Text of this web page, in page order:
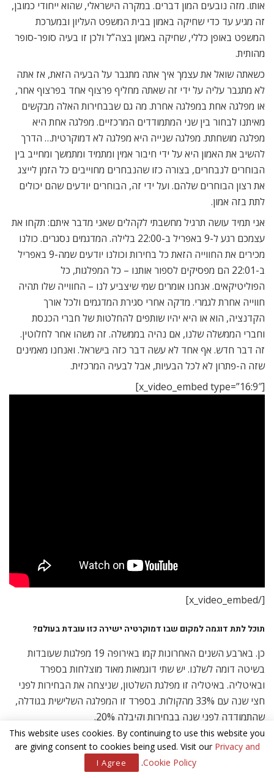
אותו. מזה נובעים המון דברים. במקרה הישראלי, שהוא ייחודי כמובן,
זה מגיע עד כדי שחיקה באמון בבית המשפט העליון ובמערכת
המשפט באופן כללי, שחיקה באמון בצה”ל ולכן זו בעיה סופר-סופר
מהותית.
כשאתה שואל את עצמך איך אתה מתגבר על הבעיה הזאת, אז אתה
לא מתגבר עליה על ידי זה שאתה מחליף פרצוף אחד בפרצוף אחר,
או מפלגה אחת במפלגה אחרת. מה גם שבבחירות האלה מבקשים
מאיתנו לבחור בין שני המתמודדים המרכזיים. מפלגה אחת היא
מפלגה מושחתת. מפלגה שנייה היא מפלגה לא דמוקרטית… הדרך
להשיב את האמון היא על ידי חיבור אמין ומתמיד ומתמשך ומחייב בין
הבוחרים לנבחרים, בצורה כזו שהנבחרים מחוייבים כל הזמן לייצג
את רצון הבוחרים שלהם. ועל ידי זה, הבוחרים יודעים שהם יכולים
לתת בזה אמון.
אני תמיד עושה תרגיל מחשבתי לקהלים שאני מדבר איתם: תקחו את
עצמכם רגע ל-9 באפריל ב-22:00 בלילה. המדגמים נסגרים. כולנו
מכירים את החווייה הזאת כל בחירות וכולנו יודעים שמה-9 באפריל
ב-22:01 הם מפסיקים לספור אותנו – כל המפלגות, כל
הפוליטיקאים. אנחנו אומרים שמי שיצביע לנו – החווייה שלו תהיה
חווייה אחרת לגמרי. מדקה אחרי סגירת המדגמים ולכל אורך
הקדנציה, הוא או היא יהיו שותפים להחלטות של חברי הכנסת
וחברי הממשלה שלנו, אם נהיה בממשלה. זה משהו אחר לחלוטין.
זה דבר חדש. אף אחד לא עשה דבר כזה בישראל. ואנחנו מאמינים
שזה ה-פתרון לא לכל הבעיות, אבל לבעיה המרכזית.
[x_video_embed type=”16:9″]
[/x_video_embed]
תוכל לתת דוגמה למקום שבו דמוקרטיה ישירה כזו עובדת בעולם?
כן. בארבע השנים האחרונות קמו באירופה 19 מפלגות שעובדות
בשיטה דומה לשלנו. יש שתי דוגמאות מאוד מוצלחות בספרד
ובאיטליה. באיטליה זו מפלגת השלטון, שניצחה את הבחירות לפני
חצי שנה עם 33% מהקולות. בספרד זו המפלגה השלישית בגודלה,
שהתמודדה לפני שנה בבחירות וקיבלה 20%.
בבריטניה שומעים בעיקר את המאבקים בין המפלגות הגדולות. איך בכל
זאת אתם מצליחים להעביר את המסר?
This website uses cookies. By continuing to use this website you
are giving consent to cookies being used. Visit our Privacy and
Cookie Policy
.
I Agree